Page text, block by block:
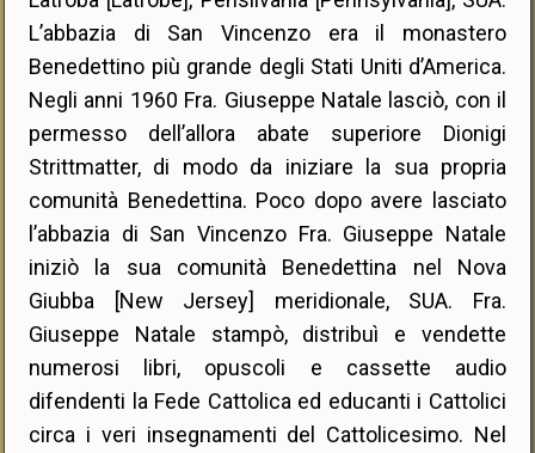
L’abbazia di San Vincenzo era il monastero
Benedettino più grande degli Stati Uniti d’America.
Negli anni 1960 Fra. Giuseppe Natale lasciò, con il
permesso dell’allora abate superiore Dionigi
Strittmatter, di modo da iniziare la sua propria
comunità Benedettina. Poco dopo avere lasciato
l’abbazia di San Vincenzo Fra. Giuseppe Natale
iniziò la sua comunità Benedettina nel Nova
Giubba [New Jersey] meridionale, SUA. Fra.
Giuseppe Natale stampò, distribuì e vendette
numerosi libri, opuscoli e cassette audio
difendenti la Fede Cattolica ed educanti i Cattolici
circa i veri insegnamenti del Cattolicesimo. Nel